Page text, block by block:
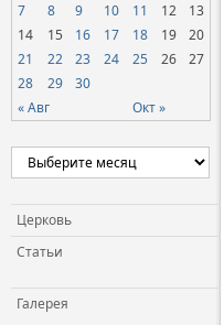
« Авг Окт »
7
8 9 10 11 12
13
14
15 16 17 18 19
20
21
22 23 24 25 26
27
28
29 30
Церковь
Статьи
Галерея